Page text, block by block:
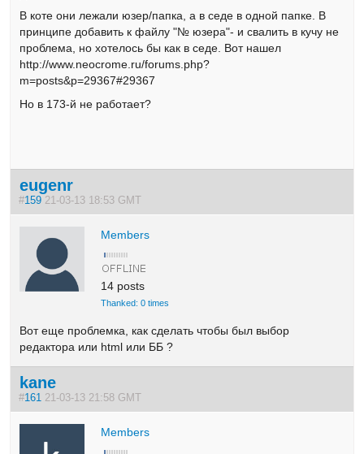
В коте они лежали юзер/папка, а в седе в одной папке. В
принципе добавить к файлу "№ юзера"- и свалить в кучу не
проблема, но хотелось бы как в седе. Вот нашел
http://www.neocrome.ru/forums.php?
m=posts&p=29367#29367
Но в 173-й не работает?
eugenr
#159 21-03-13 18:53 GMT
Members
14 posts
Thanked: 0 times
Вот еще проблемка, как сделать чтобы был выбор
редактора или html или ББ ?
kane
#161 21-03-13 21:58 GMT
Members